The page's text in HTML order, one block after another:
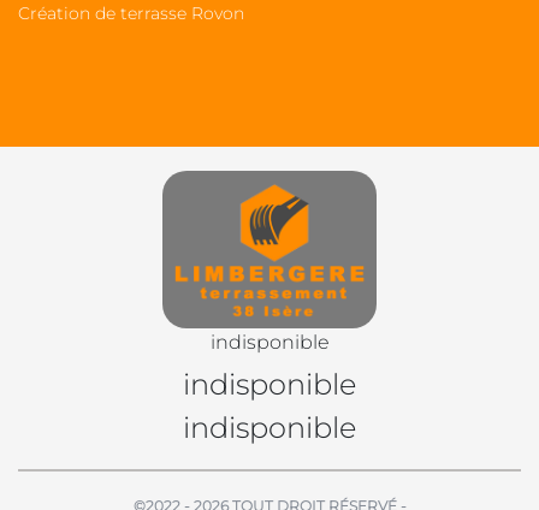
Création de terrasse Rovon
indisponible
indisponible
indisponible
©2022 - 2026 TOUT DROIT RÉSERVÉ -